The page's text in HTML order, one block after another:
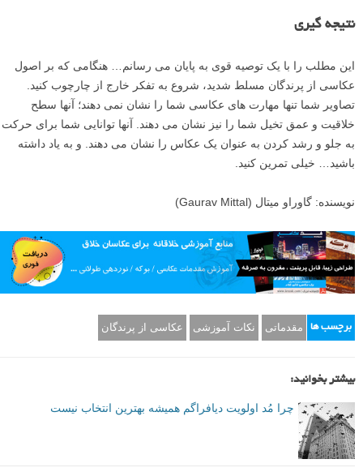
نتیجه گیری
این مطلب را با یک توصیه قوی به پایان می رسانم… هنگامی که بر اصول
عکاسی از پرندگان مسلط شدید، شروع به تفکر خارج از چارچوب کنید.
تصاویر شما تنها مهارت های عکاسی شما را نشان نمی دهند؛ آنها سطح
خلاقیت و عمق تخیل شما را نیز نشان می دهند. آنها توانایی شما برای حرکت
به جلو و رشد کردن به عنوان یک عکاس را نشان می دهند. و به یاد داشته
باشید… خیلی تمرین کنید.
نویسنده: گاوراو میتال (Gaurav Mittal)
برچسب ها مقدماتی نکات آموزشی عکاسی از پرندگان
بیشتر بخوانید:
چرا مُد اولویت دیافراگم همیشه بهترین انتخاب نیست